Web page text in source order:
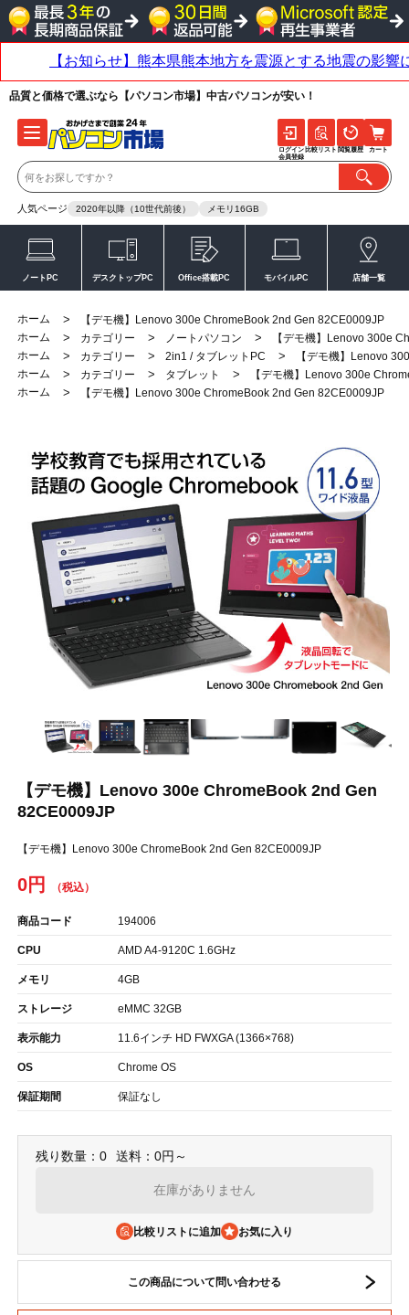
品質と価格で選ぶなら【パソコン市場】中古パソコンが安い！
人気ページ 2020年以降（10世代前後） メモリ16GB
ログイン
会員登録
比較リスト 閲覧履歴 カート
ノートPC デスクトップPC Office搭載PC モバイルPC 店舗一覧
ホーム >
【デモ機】Lenovo 300e ChromeBook 2nd Gen 82CE0009JP
ホーム
> カテゴリー > ノートパソコン >
【デモ機】Lenovo 300e
ホーム
> カテゴリー > 2in1 / タブレットPC >
【デモ機】Lenovo
ホーム
> カテゴリー > タブレット >
【デモ機】Lenovo 300e
ホーム
> 【デモ機】Lenovo 300e ChromeBook 2nd Gen 82CE0009JP
【デモ機】Lenovo 300e ChromeBook 2nd Gen
82CE0009JP
【デモ機】Lenovo 300e ChromeBook 2nd Gen 82CE0009JP
0円
商品コード 194006
CPU AMD A4-9120C 1.6GHz
メモリ 4GB
ストレージ eMMC 32GB
表示能力 11.6インチ HD FWXGA (1366×768)
OS Chrome OS
保証期間 保証なし
残り数量：0 送料：0円～
在庫がありません
比較リストに追加
この商品について問い合わせる